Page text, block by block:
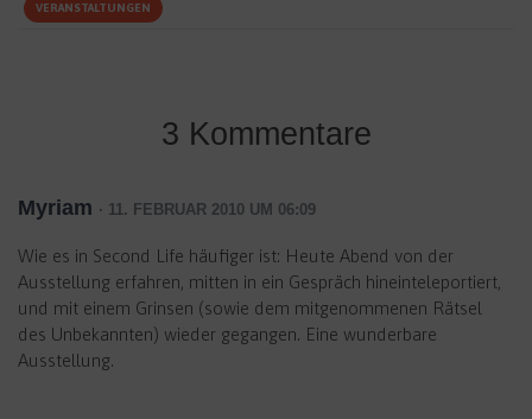
VERANSTALTUNGEN
3 Kommentare
Myriam · 11. FEBRUAR 2010 UM 06:09
Wie es in Second Life häufiger ist: Heute Abend von der
Ausstellung erfahren, mitten in ein Gespräch hineinteleportiert,
und mit einem Grinsen (sowie dem mitgenommenen Rätsel
des Unbekannten) wieder gegangen. Eine wunderbare
Ausstellung.